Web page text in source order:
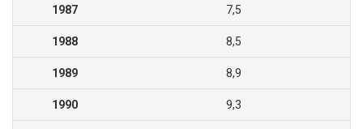
1987 7,5
1988 8,5
1989 8,9
1990 9,3